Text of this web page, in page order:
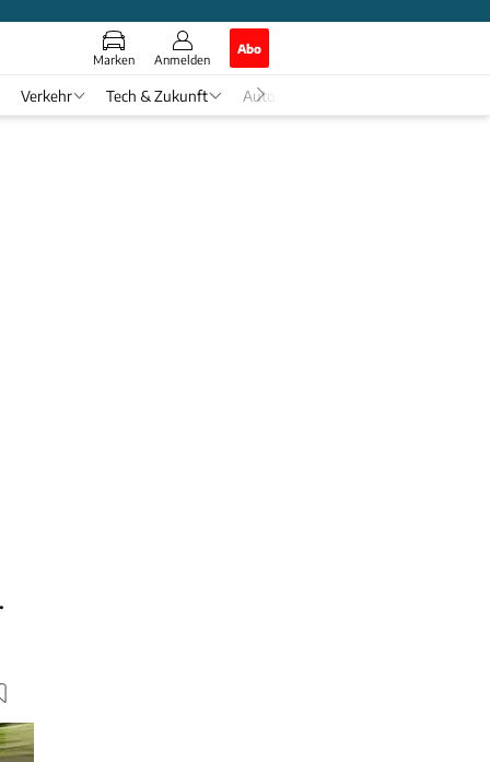
Marken Anmelden
Abo
Verkehr Tech & Zukunft Auto-Horoskop